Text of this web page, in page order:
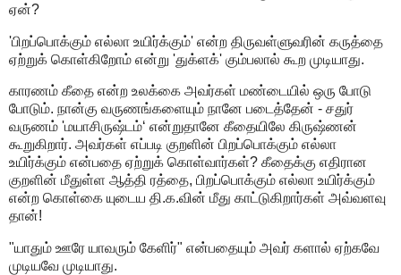
ஏன்?
'பிறப்பொக்கும் எல்லா உயிர்க்கும்' என்ற திருவள்ளுவரின் கருத்தை
ஏற்றுக் கொள்கிறோம் என்று 'துக்ளக்' கும்பலால் கூற முடியாது.
காரணம் கீதை என்ற உலக்கை அவர்கள் மண்டையில் ஒரு போடு
போடும். நான்கு வருணங்களையும் நானே படைத்தேன் - சதுர்
வருணம் 'மயாசிருஷ்டம்‘ என்றுதானே கீதையிலே கிருஷ்ணன்
கூறுகிறார். அவர்கள் எப்படி குறளின் பிறப்பொக்கும் எல்லா
உயிர்க்கும் என்பதை ஏற்றுக் கொள்வார்கள்? கீதைக்கு எதிரான
குறளின் மீதுள்ள ஆத்தி ரத்தை, பிறப்பொக்கும் எல்லா உயிர்க்கும்
என்ற கொள்கை யுடைய தி.க.வின் மீது காட்டுகிறார்கள் அவ்வளவு
தான்!
"யாதும் ஊரே யாவரும் கேளிர்" என்பதையும் அவர் களால் ஏற்கவே
முடியவே முடியாது.